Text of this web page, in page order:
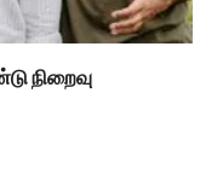
நிறைவு